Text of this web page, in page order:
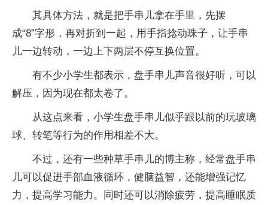
其具体方法，就是把手串儿拿在手里，先摆
成“8”字形，再对折到一起，用手指捻动珠子，让手串
儿一边转动，一边上下两层不停互换位置。
有不少小学生都表示，盘手串儿声音很好听，可以
解压，因为现在都太卷了。
从这点来看，小学生盘手串儿似乎跟以前的玩玻璃
球、转笔等行为的作用相差不大。
不过，还有一些种草手串儿的博主称，经常盘手串
儿可以促进手部血液循环，健脑益智，还能增强记忆
力，提高学习能力。同时还可以消除疲劳，提高睡眠质